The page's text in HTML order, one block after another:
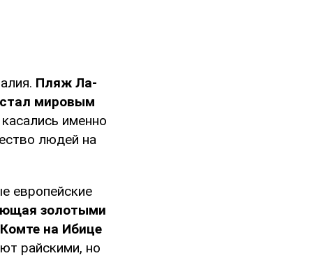
Пляж Ла-
мировым
именно
людей на
европейские
золотыми
на Ибице
райскими, но